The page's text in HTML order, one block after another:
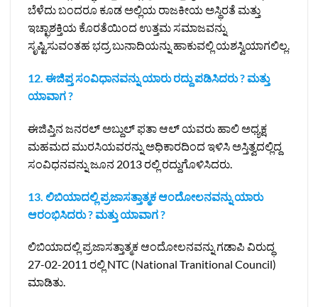
ಬೆಳೆದು ಬಂದರೂ ಕೂಡ ಅಲ್ಲಿಯ ರಾಜಕೀಯ ಅಸ್ಥಿರತೆ ಮತ್ತು
ಇಚ್ಛಾಶಕ್ತಿಯ ಕೊರತೆಯಿಂದ ಉತ್ತಮ ಸಮಾಜವನ್ನು
ಸೃಷ್ಟಿಸುವಂತಹ ಭದ್ರ ಬುನಾದಿಯನ್ನು ಹಾಕುವಲ್ಲಿ ಯಶಸ್ವಿಯಾಗಲಿಲ್ಲ.
12. ಈಜಿಪ್ತ ಸಂವಿಧಾನವನ್ನು ಯಾರು ರದ್ದು ಪಡಿಸಿದರು ? ಮತ್ತು
ಯಾವಾಗ ?
ಈಜಿಪ್ತಿನ ಜನರಲ್‌ ಅಬ್ದುಲ್ ಫತಾ ಆಲ್ ಯವರು ಹಾಲಿ ಅಧ್ಯಕ್ಷ
ಮಹಮದ ಮುರಸಿಯವರನ್ನು ಅಧಿಕಾರದಿಂದ ಇಳಿಸಿ ಅಸ್ತಿತ್ವದಲ್ಲಿದ್ದ
ಸಂವಿಧನವನ್ನು ಜೂನ 2013 ರಲ್ಲಿ ರದ್ದುಗೊಳಿಸಿದರು.
13. ಲಿಬಿಯಾದಲ್ಲಿ ಪ್ರಜಾಸತ್ತಾತ್ಮಕ ಆಂದೋಲನವನ್ನು ಯಾರು
ಆರಂಭಿಸಿದರು ? ಮತ್ತು ಯಾವಾಗ ?
ಲಿಬಿಯಾದಲ್ಲಿ ಪ್ರಜಾಸತ್ತಾತ್ಮಕ ಆಂದೋಲನವನ್ನು ಗಡಾಪಿ ವಿರುದ್ಧ
27-02-2011 ರಲ್ಲಿ NTC (National Tranitional Council)
ಮಾಡಿತು.